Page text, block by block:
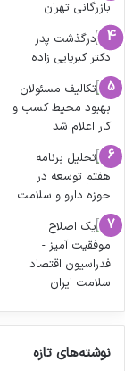
نوشته‌های تازه